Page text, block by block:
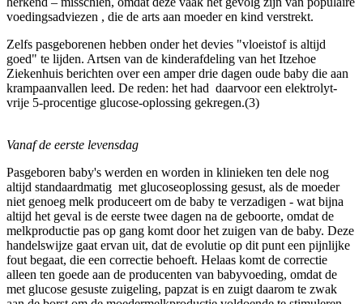
voedingsadviezen , die de arts aan moeder en kind verstrekt.
Zelfs pasgeborenen hebben onder het devies "vloeistof is altijd
goed" te lijden. Artsen van de kinderafdeling van het Itzehoe
Ziekenhuis berichten over een amper drie dagen oude baby die aan
krampaanvallen leed. De reden: het had daarvoor een elektrolyt-
vrije 5-procentige glucose-oplossing gekregen.(3)
Vanaf de eerste levensdag
Pasgeboren baby's werden en worden in klinieken ten dele nog
altijd standaardmatig met glucoseoplossing gesust, als de moeder
niet genoeg melk produceert om de baby te verzadigen - wat bijna
altijd het geval is de eerste twee dagen na de geboorte, omdat de
melkproductie pas op gang komt door het zuigen van de baby. Deze
handelswijze gaat ervan uit, dat de evolutie op dit punt een pijnlijke
fout begaat, die een correctie behoeft. Helaas komt de correctie
alleen ten goede aan de producenten van babyvoeding, omdat de
met glucose gesuste zuigeling, papzat is en zuigt daarom te zwak